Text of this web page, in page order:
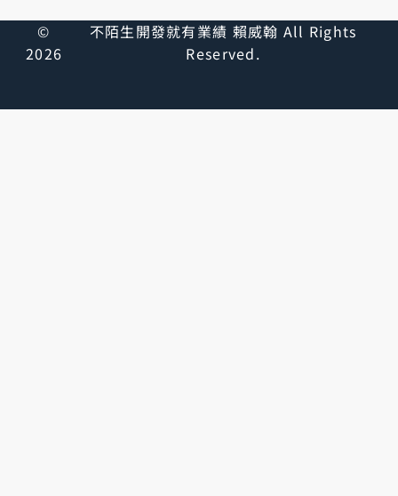
©
2026
不陌生開發就有業績 賴威翰 All Rights
Reserved.